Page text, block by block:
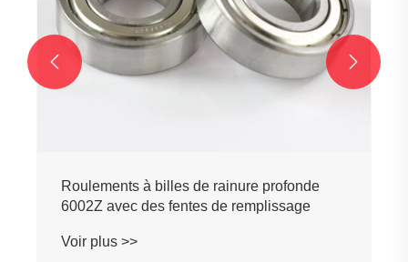
Roulements à billes de rainure profonde
6002Z avec des fentes de remplissage
Voir plus >>
 